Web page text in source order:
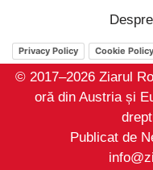
Privacy Policy Cookie Policy
© 2017–2026 Ziarul
oră din Austria și
Publicat de